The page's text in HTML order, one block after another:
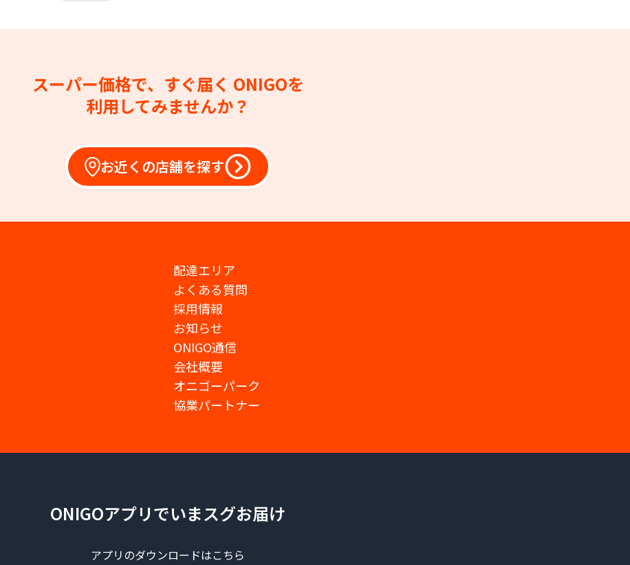
スーパー価格で、すぐ届く ONIGOを
利用してみませんか？
お近くの店舗を探す
配達エリア
よくある質問
採用情報
お知らせ
ONIGO通信
会社概要
オニゴーパーク
協業パートナー
ONIGOアプリでいまスグお届け
アプリのダウンロードはこちら